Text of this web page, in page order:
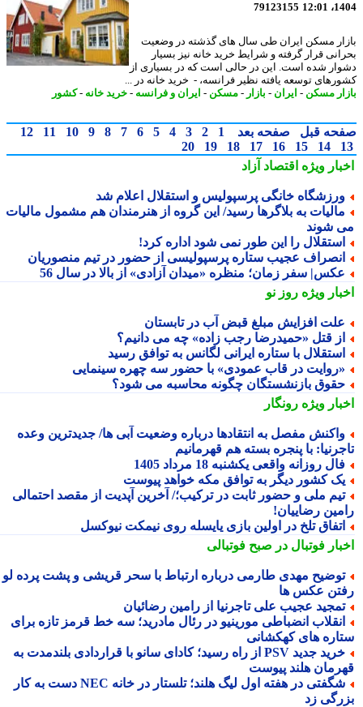
79123155
مسکن ایران طی سال های گذشته در وضعیت
قرار گرفته و شرایط خرید خانه نیز بسیار
شده است. این در حالی است که در بسیاری از
توسعه یافته نظیر فرانسه، - خرید خانه در ...
مسکن-ایران - بازار - مسکن-ایران و فرانسه -خرید خانه -کشور
قبل صفحه بعد 1
2
3
4
5
6
7
8
9
10
11
12
14
15
16
17
18
19
20
ویژهاقتصاد آزاد
خانگی پرسپولیس و استقلال اعلام شد
به بلاگرها رسید/ این گروه از هنرمندان هم مشمول مالیات
شوند
را این طور نمی شود اداره کرد!
عجیب ستاره پرسپولیسی از حضور در تیم منصوریان
سفر زمان؛ منظره «میدان آزادی» از بالا در سال 56
ویژهروز نو
افزایش مبلغ قبض آب در تابستان
قتل «حمیدرضا رجب زاده» چه می دانیم؟
با ستاره ایرانی لگانس به توافق رسید
در قاب عمودی» با حضور سه چهره سینمایی
بازنشستگان چگونه محاسبه می شود؟
ویژهرونگار
مفصل به انتقادها درباره وضعیت آبی ها/ جدیدترین وعده
با پنجره بسته هم قهرمانیم
روزانه واقعی یکشنبه 18 مرداد 1405
کشور دیگر به توافق مکه خواهد پیوست
ملی و حضور ثابت در ترکیب؛/ آخرین آپدیت از مقصد احتمالی
رضاییان!
تلخ در اولین بازی یایسله روی نیمکت نیوکسل
فوتبال در صبح فوتبالی
مهدی طارمی درباره ارتباط با سحر قریشی و پشت پرده لو
عکس ها
عجیب علی تاجرنیا از رامین رضائیان
انضباطی مورینیو در رئال مادرید؛ سه خط قرمز تازه برای
های کهکشانی
خرید جدید PSV از راه رسید؛ کادای سانو با قراردادی بلندمدت به
هلند پیوست
شگفتی در هفته اول لیگ هلند؛ تلستار در خانه NEC دست به کار
زد